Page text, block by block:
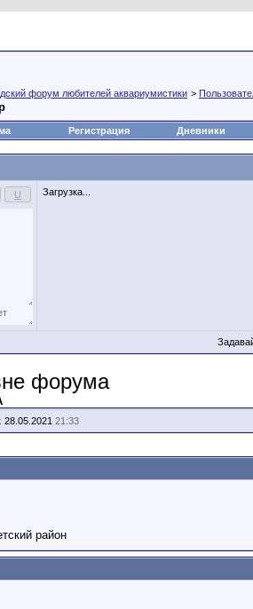
форум любителей аквариумистики >
Регистрация Дневники
Загрузка...
28.05.2021 21:33
район